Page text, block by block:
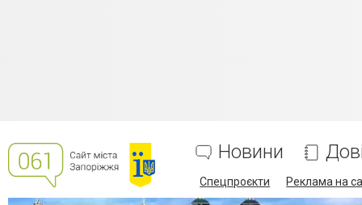
Новини
Спецпроєкти Реклама на